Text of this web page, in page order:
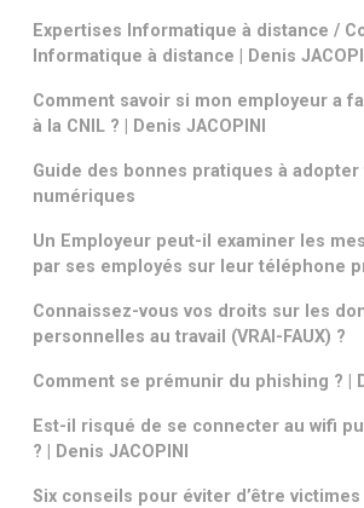
Expertises Informatique à distance /
Informatique à distance | Denis
Comment savoir si mon employeur a
à la CNIL ? | Denis JACOPINI
Guide des bonnes pratiques à
numériques
Un Employeur peut-il examiner les
par ses employés sur leur téléphone
Connaissez-vous vos droits sur les
personnelles au travail (VRAI-FAUX) ?
Comment se prémunir du phishing ? |
Est-il risqué de se connecter au wifi
? | Denis JACOPINI
Six conseils pour éviter d’être